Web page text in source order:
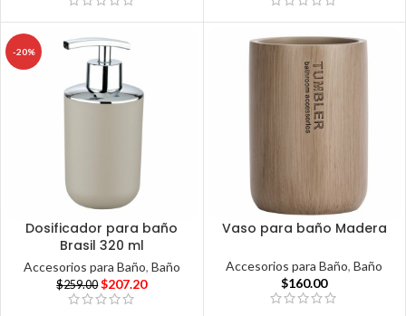
-20%
Dosificador para baño
Brasil 320 ml
Accesorios para Baño, Baño
$259.00 $207.20
Vaso para baño Madera
Accesorios para Baño,Baño
$160.00